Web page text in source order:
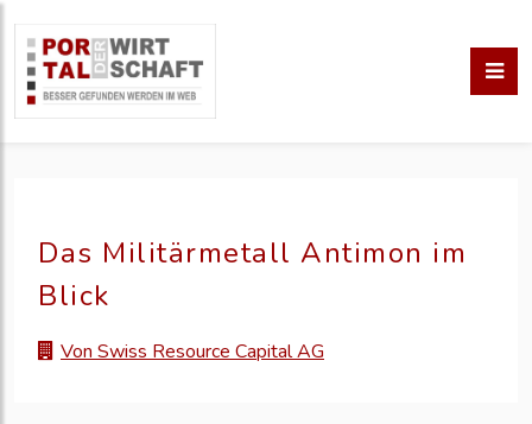
Das Militärmetall Antimon im
Blick
Von Swiss Resource Capital AG